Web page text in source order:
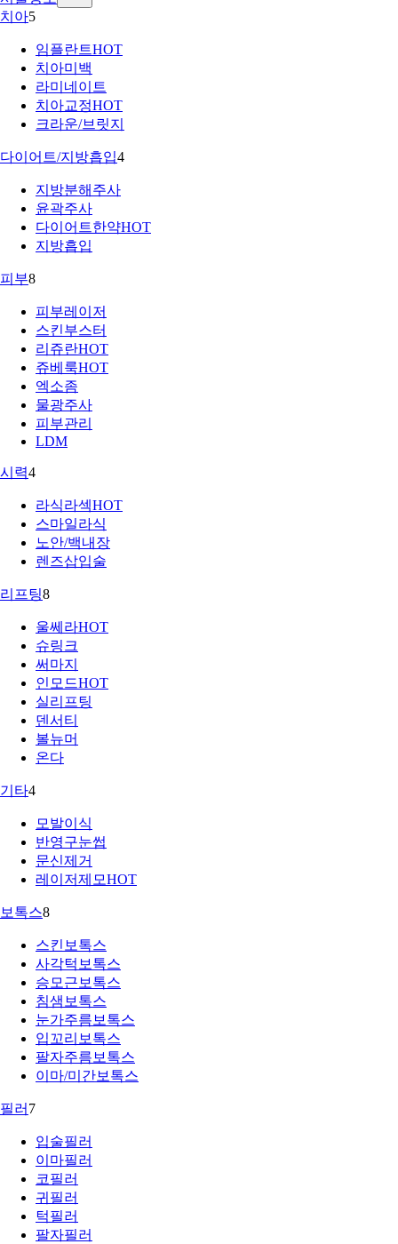
치아5
임플란트HOT
치아미백
라미네이트
치아교정HOT
크라운/브릿지
다이어트/지방흡입4
지방분해주사
윤곽주사
다이어트한약HOT
지방흡입
피부8
피부레이저
스킨부스터
리쥬란HOT
쥬베룩HOT
엑소좀
물광주사
피부관리
LDM
시력4
라식라섹HOT
스마일라식
노안/백내장
렌즈삽입술
리프팅8
울쎄라HOT
슈링크
써마지
인모드HOT
실리프팅
덴서티
볼뉴머
온다
기타4
모발이식
반영구눈썹
문신제거
레이저제모HOT
보톡스8
스킨보톡스
사각턱보톡스
승모근보톡스
침샘보톡스
눈가주름보톡스
입꼬리보톡스
팔자주름보톡스
이마/미간보톡스
필러 7
입술필러
이마필러
코필러
귀필러
턱필러
팔자필러